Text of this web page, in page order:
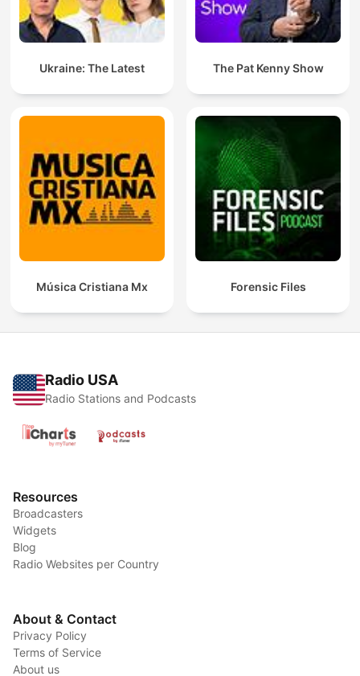
Ukraine: The Latest The Pat Kenny Show
Música Cristiana Mx Forensic Files
Radio USA
Radio Stations and Podcasts
Resources
Broadcasters
Widgets
Blog
Radio Websites per Country
About & Contact
Privacy Policy
Terms of Service
About us